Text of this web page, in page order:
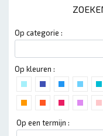
Op categorie :
Op kleuren :
Op een termijn :